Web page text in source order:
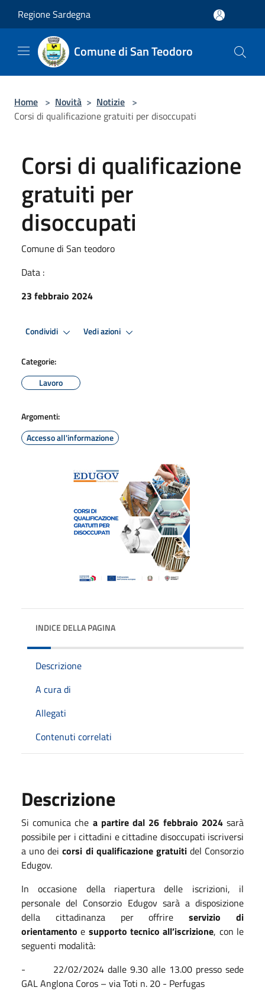
Regione Sardegna
Comune di San Teodoro
Home > Novità > Notizie >
Corsi di qualificazione gratuiti per disoccupati
Corsi di qualificazione
gratuiti per
disoccupati
Comune di San teodoro
Data :
23 febbraio 2024
Condividi Vedi azioni
Categorie:
Lavoro
Argomenti:
Accesso all'informazione
INDICE DELLA PAGINA
Descrizione
A cura di
Allegati
Contenuti correlati
Descrizione
Si comunica che a partire dal 26 febbraio 2024sarà
possibile per i cittadini e cittadine disoccupati iscriversi
a uno deicorsi di qualificazione gratuitidel Consorzio
Edugov.
In occasione della riapertura delle iscrizioni, il
personale del Consorzio Edugov sarà a disposizione
della cittadinanza per offrireservizio di
orientamento e supporto tecnico all’iscrizione, con le
seguenti modalità:
- 22/02/2024 dalle 9.30 alle 13.00 presso sede
GAL Anglona Coros – via Toti n. 20 - Perfugas